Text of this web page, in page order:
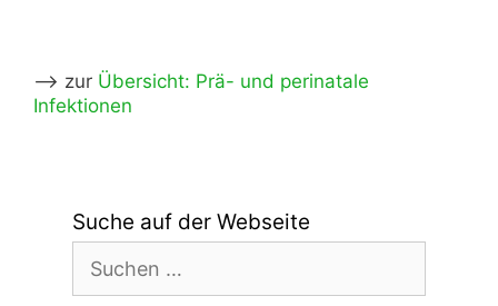
–> zur Übersicht: Prä- und perinatale
Infektionen
Suche auf der Webseite
nach: